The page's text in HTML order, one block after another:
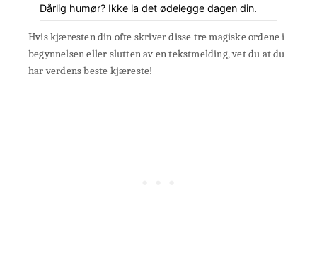
Dårlig humør? Ikke la det ødelegge dagen din.
Hvis kjæresten din ofte skriver disse tre magiske ordene i
begynnelsen eller slutten av en tekstmelding, vet du at du
har verdens beste kjæreste!